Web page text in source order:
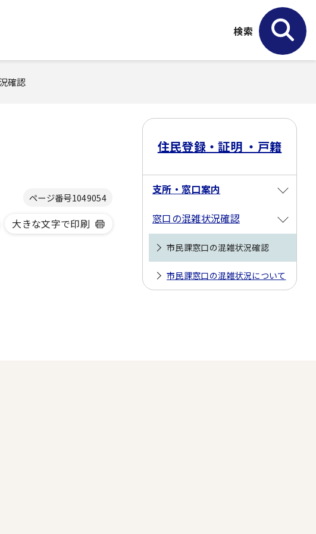
検索
確認
ページ番号1049054
大きな文字で印刷
住民登録・証明 ・戸籍
支所・窓口案内
窓口の混雑状況確認
市民課窓口の混雑状況確認
市民課窓口の混雑状況について